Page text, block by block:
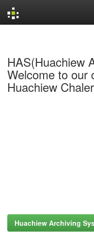
HAS(Huachiew
Welcome to our
Huachiew
Huachiew Archiving